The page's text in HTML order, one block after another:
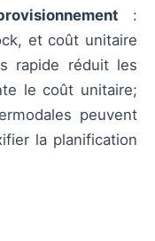
:
et coût unitaire
rapide réduit les
le coût unitaire;
peuvent
la planification